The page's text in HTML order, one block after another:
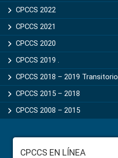
CPCCS 2022
CPCCS 2021
CPCCS 2020
CPCCS 2019 .
CPCCS 2018 – 2019 Transitorio
CPCCS 2015 – 2018
CPCCS 2008 – 2015
FooterCPCCS EN LÍNEA